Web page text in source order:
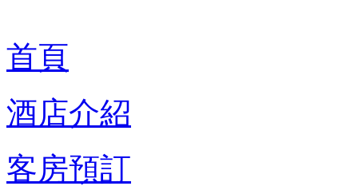
首頁
酒店介紹
客房預訂